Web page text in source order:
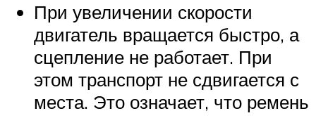
При увеличении скорости
двигатель вращается быстро, а
сцепление не работает. При
этом транспорт не сдвигается с
места. Это означает, что ремень